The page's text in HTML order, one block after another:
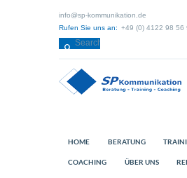
info@sp-kommunikation.de
Rufen Sie uns an: +49 (0) 4122 98 56
HOME BERATUNG
COACHING ÜBER UNS